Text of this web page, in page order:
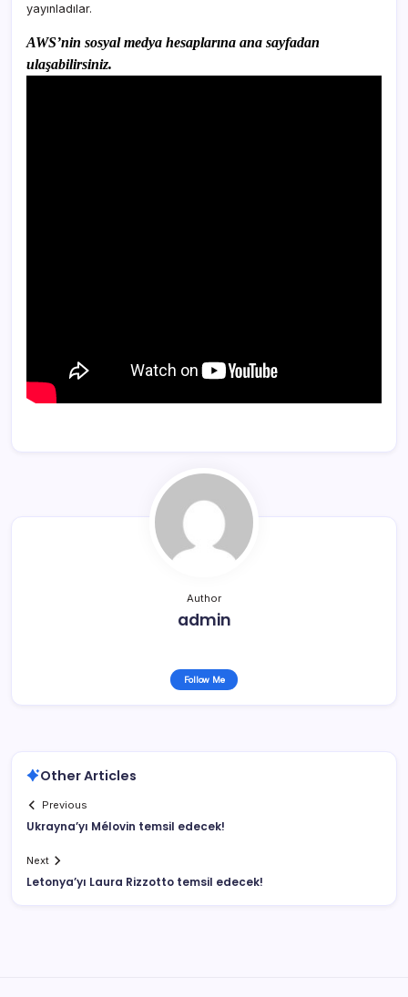
yayınladılar.
AWS’nin sosyal medya hesaplarına ana sayfadan
ulaşabilirsiniz.
Author
admin
Follow Me
Other Articles
Previous
Ukrayna’yı Mélovin temsil edecek!
Next
Letonya’yı Laura Rizzotto temsil edecek!